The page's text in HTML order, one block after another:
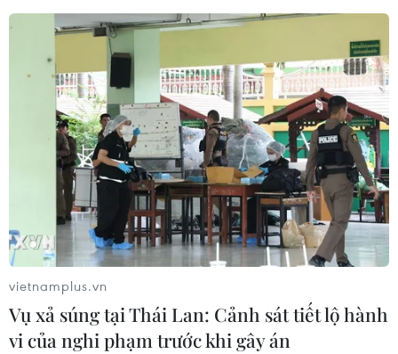
Iran triệu đại sứ Kenya do vụ 2 luật sư bị
bắt trên xe ngoại giao
03/12/2016 12:36
Hai luật sư người Iran là Sayed Nasrollah Ebrahimi và
Abdolhosein Gholi Safaee bị bắt ngày 29/11 tại thủ đô
Nairobi của Kenya khi đang ở trong xe ôtô ngoại giao
của Iran.
vietnamplus.vn
Vụ xả súng tại Thái Lan: Cảnh sát tiết lộ hành
vi của nghi phạm trước khi gây án